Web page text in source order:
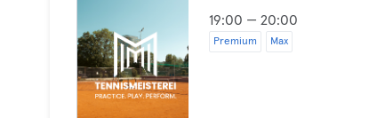
19:00 — 20:00
Premium Max